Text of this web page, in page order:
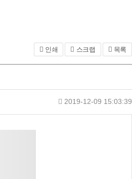
인쇄 스크랩 목록
2019-12-09 15:03:39